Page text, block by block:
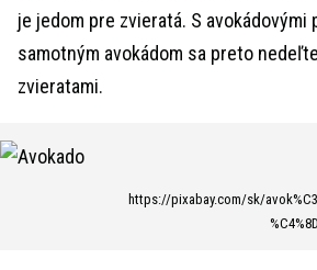
je jedom pre zvieratá. S avokádovými
samotným avokádom sa preto
zvieratami.
https://pixabay.com/sk/